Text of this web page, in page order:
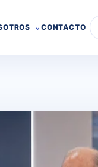
CONTACTO